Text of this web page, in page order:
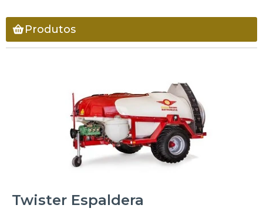
Produtos
Twister Espaldera